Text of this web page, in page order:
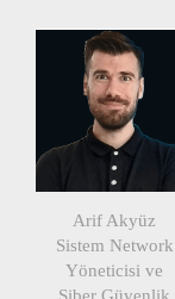
Arif Akyüz
Sistem Network
Yöneticisi ve